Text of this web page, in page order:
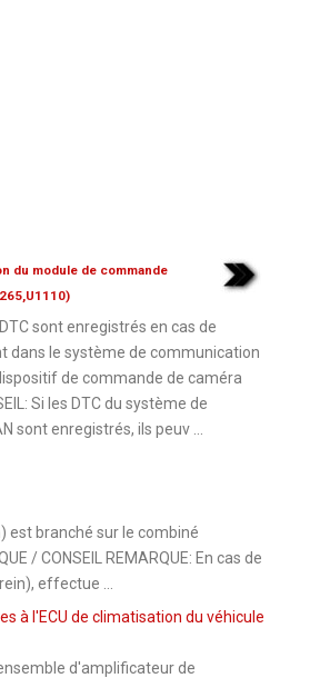
du module de commande
DTC sont enregistrés en cas de
dans le système de communication
de commande de caméra
Si les DTC du système de
sont enregistrés, ils peuv ...
est branché sur le combiné
/ CONSEIL REMARQUE: En cas de
effectue ...
à l'ECU de climatisation du véhicule
d'amplificateur de